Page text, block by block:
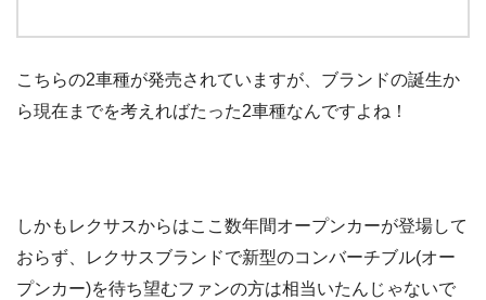
こちらの2車種が発売されていますが、ブランドの誕生か
ら現在までを考えればたった2車種なんですよね！
しかもレクサスからはここ数年間オープンカーが登場して
おらず、レクサスブランドで新型のコンバーチブル(オー
プンカー)を待ち望むファンの方は相当いたんじゃないで